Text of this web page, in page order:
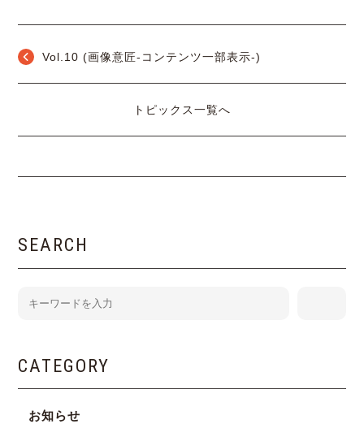
Vol.10 (画像意匠-コンテンツ一部表示-)
トピックス一覧へ
SEARCH
CATEGORY
お知らせ